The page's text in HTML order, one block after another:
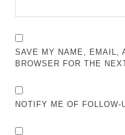
SAVE MY NAME, EMAIL,
BROWSER FOR THE
NOTIFY ME OF FOLLOW-